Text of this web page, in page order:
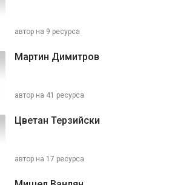
автор на 9 ресурса
Мартин Димитров
автор на 41 ресурса
Цветан Терзийски
автор на 17 ресурса